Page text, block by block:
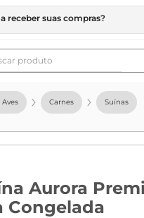
receber suas compras?
produto
Aves Carnes Suínas
Aurora
Congelada